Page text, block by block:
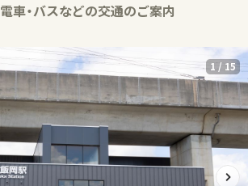
電車・バスなどの交通のご案内
1/ 15